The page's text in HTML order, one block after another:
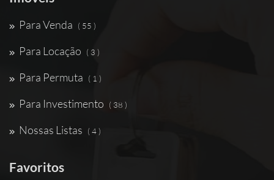
Para Venda ( 55 )
Para Locação ( 3 )
Para Permuta ( 1 )
Para Investimento ( 38 )
Nossas Listas ( 4 )
Favoritos